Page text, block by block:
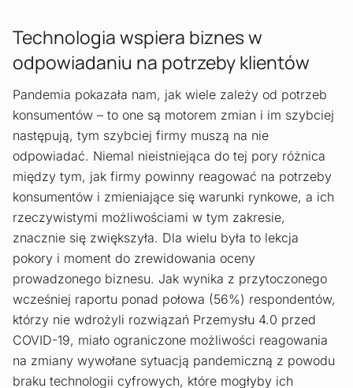
Technologia wspiera biznes w
odpowiadaniu na potrzeby klientów
Pandemia pokazała nam, jak wiele zależy od potrzeb
konsumentów – to one są motorem zmian i im szybciej
następują, tym szybciej firmy muszą na nie
odpowiadać. Niemal nieistniejąca do tej pory różnica
między tym, jak firmy powinny reagować na potrzeby
konsumentów i zmieniające się warunki rynkowe, a ich
rzeczywistymi możliwościami w tym zakresie,
znacznie się zwiększyła. Dla wielu była to lekcja
pokory i moment do zrewidowania oceny
prowadzonego biznesu. Jak wynika z przytoczonego
wcześniej raportu ponad połowa (56%) respondentów,
którzy nie wdrożyli rozwiązań Przemysłu 4.0 przed
COVID-19, miało ograniczone możliwości reagowania
na zmiany wywołane sytuacją pandemiczną z powodu
braku technologii cyfrowych, które mogłyby ich